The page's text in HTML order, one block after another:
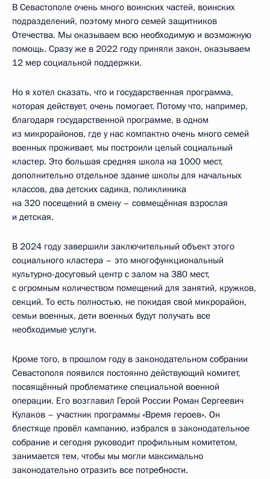
В Севастополе очень много воинских частей, воинских
подразделений, поэтому много семей защитников
Отечества. Мы оказываем всю необходимую и возможную
помощь. Сразу же в 2022 году приняли закон, оказываем
12 мер социальной поддержки.
Но я хотел сказать, что и государственная программа,
которая действует, очень помогает. Потому что, например,
благодаря государственной программе, в одном
из микрорайонов, где у нас компактно очень много семей
военных проживает, мы построили целый социальный
кластер. Это большая средняя школа на 1000 мест,
дополнительно отдельное здание школы для начальных
классов, два детских садика, поликлиника
на 320 посещений в смену – совмещённая взрослая
и детская.
В 2024 году завершили заключительный объект этого
социального кластера – это многофункциональный
культурно-досуговый центр с залом на 380 мест,
с огромным количеством помещений для занятий, кружков,
секций. То есть полностью, не покидая свой микрорайон,
семьи военных, дети военных будут получать все
необходимые услуги.
Кроме того, в прошлом году в законодательном собрании
Севастополя появился постоянно действующий комитет,
посвящённый проблематике специальной военной
операции. Его возглавил Герой России Роман Сергеевич
Кулаков – участник программы «Время героев». Он
блестяще провёл кампанию, избрался в законодательное
собрание и сегодня руководит профильным комитетом,
занимается тем, чтобы мы могли максимально
законодательно отразить все потребности.